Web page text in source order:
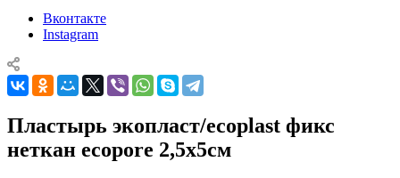
Вконтакте
Instagram
Пластырь экопласт/ecoplast фикс
неткан ecopore 2,5х5см